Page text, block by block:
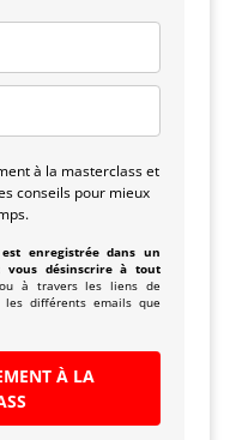
à la masterclass et
conseils pour mieux
enregistrée dans un
vous désinscrire à tout
à travers les liens de
les différents emails que
À LA